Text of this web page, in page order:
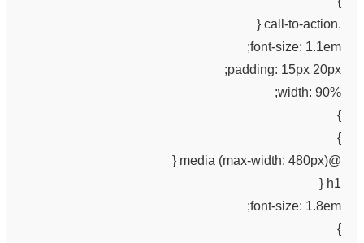
.call-to-action {
font-size: 1.1em;
padding: 15px 20px;
width: 90%;
}
}
@media (max-width: 480px) {
h1 {
font-size: 1.8em;
}